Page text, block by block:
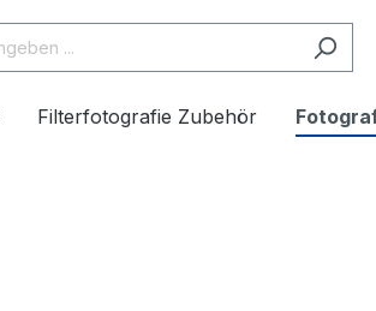
Filterfotografie Zubehör